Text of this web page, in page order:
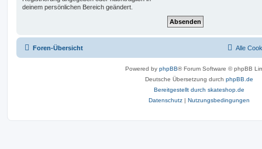
deinem persönlichen Bereich geändert.
Foren-Übersicht Alle
Powered by phpBB® Forum Software © phpBB
Deutsche Übersetzung durch phpBB.de
Bereitgestellt durch skateshop.de
Datenschutz | Nutzungsbedingungen